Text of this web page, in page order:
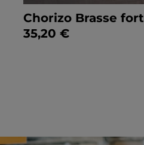
Chorizo Brasse fort
35,20 €